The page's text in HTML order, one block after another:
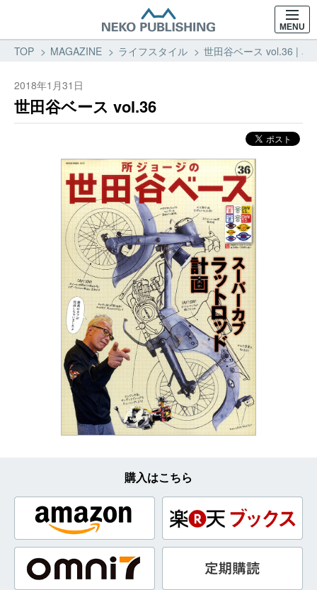
MENU
TOP MAGAZINE ライフスタイル 世田谷ベース vol.36 | ネ
2018年1月31日
世田谷ベース vol.36
購入はこちら